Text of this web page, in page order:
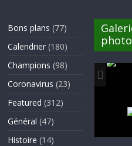
Bons plans (77)
Calendrier (180)
Champions (98)
Coronavirus (23)
Featured (312)
Général (47)
Histoire (14)